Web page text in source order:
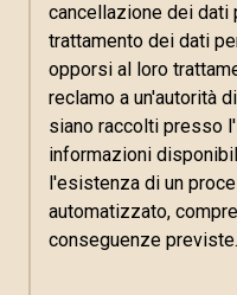
cancellazione dei dati
trattamento dei dati
opporsi al loro
reclamo a un'autorità
siano raccolti presso
informazioni
l'esistenza di un
automatizzato,
conseguenze previste.